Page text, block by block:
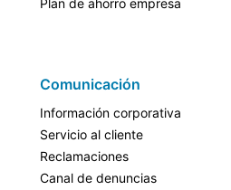
Plan de ahorro empresa
Comunicación
Información corporativa
Servicio al cliente
Reclamaciones
Canal de denuncias